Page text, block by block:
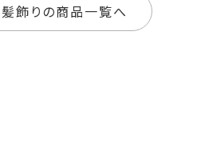
髪飾りの商品一覧へ